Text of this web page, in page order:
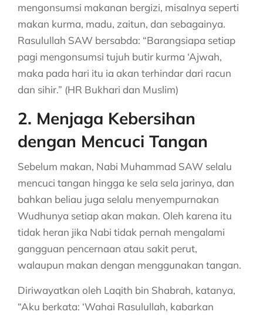
mengonsumsi makanan bergizi, misalnya seperti
makan kurma, madu, zaitun, dan sebagainya.
Rasulullah SAW bersabda: “Barangsiapa setiap
pagi mengonsumsi tujuh butir kurma ‘Ajwah,
maka pada hari itu ia akan terhindar dari racun
dan sihir.” (HR Bukhari dan Muslim)
2. Menjaga Kebersihan
dengan Mencuci Tangan
Sebelum makan, Nabi Muhammad SAW selalu
mencuci tangan hingga ke sela sela jarinya, dan
bahkan beliau juga selalu menyempurnakan
Wudhunya setiap akan makan. Oleh karena itu
tidak heran jika Nabi tidak pernah mengalami
gangguan pencernaan atau sakit perut,
walaupun makan dengan menggunakan tangan.
Diriwayatkan oleh Laqith bin Shabrah, katanya,
“Aku berkata: ‘Wahai Rasulullah, kabarkan